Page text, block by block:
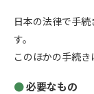
日本の法律で手
す。
このほかの手続き
必要なもの